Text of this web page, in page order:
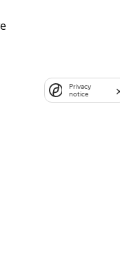
Privacy
notice